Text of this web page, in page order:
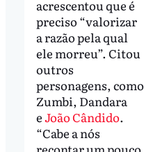
acrescentou que é
preciso “valorizar
a razão pela qual
ele morreu”. Citou
outros
personagens, como
Zumbi, Dandara
eJoão Cândido.
“Cabe a nós